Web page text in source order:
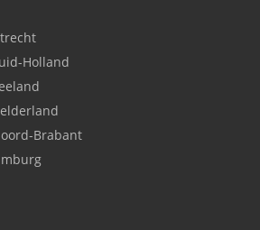
Holland
Brabant